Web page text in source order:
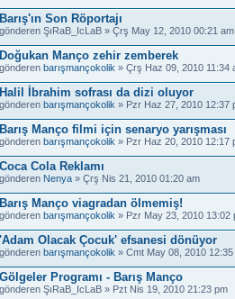
Barış'ın Son Röportajı
gönderen ŞıRaB_IcLaB » Çrş May 12, 2010 00:21 am
Doğukan Manço zehir zemberek
gönderen barışmançokolik » Çrş Haz 09, 2010 11:34
Halil İbrahim sofrası da dizi oluyor
gönderen barışmançokolik » Pzr Haz 27, 2010 12:37
Barış Manço filmi için senaryo yarışması
gönderen barışmançokolik » Pzr Haz 20, 2010 12:17
Coca Cola Reklamı
gönderen Nenya » Çrş Nis 21, 2010 01:20 am
Barış Manço viagradan ölmemiş!
gönderen barışmançokolik » Pzr May 23, 2010 13:02
'Adam Olacak Çocuk' efsanesi dönüyor
gönderen barışmançokolik » Cmt May 08, 2010 12:35
Gölgeler Programı - Barış Manço
gönderen ŞıRaB_IcLaB » Pzt Nis 19, 2010 21:23 pm